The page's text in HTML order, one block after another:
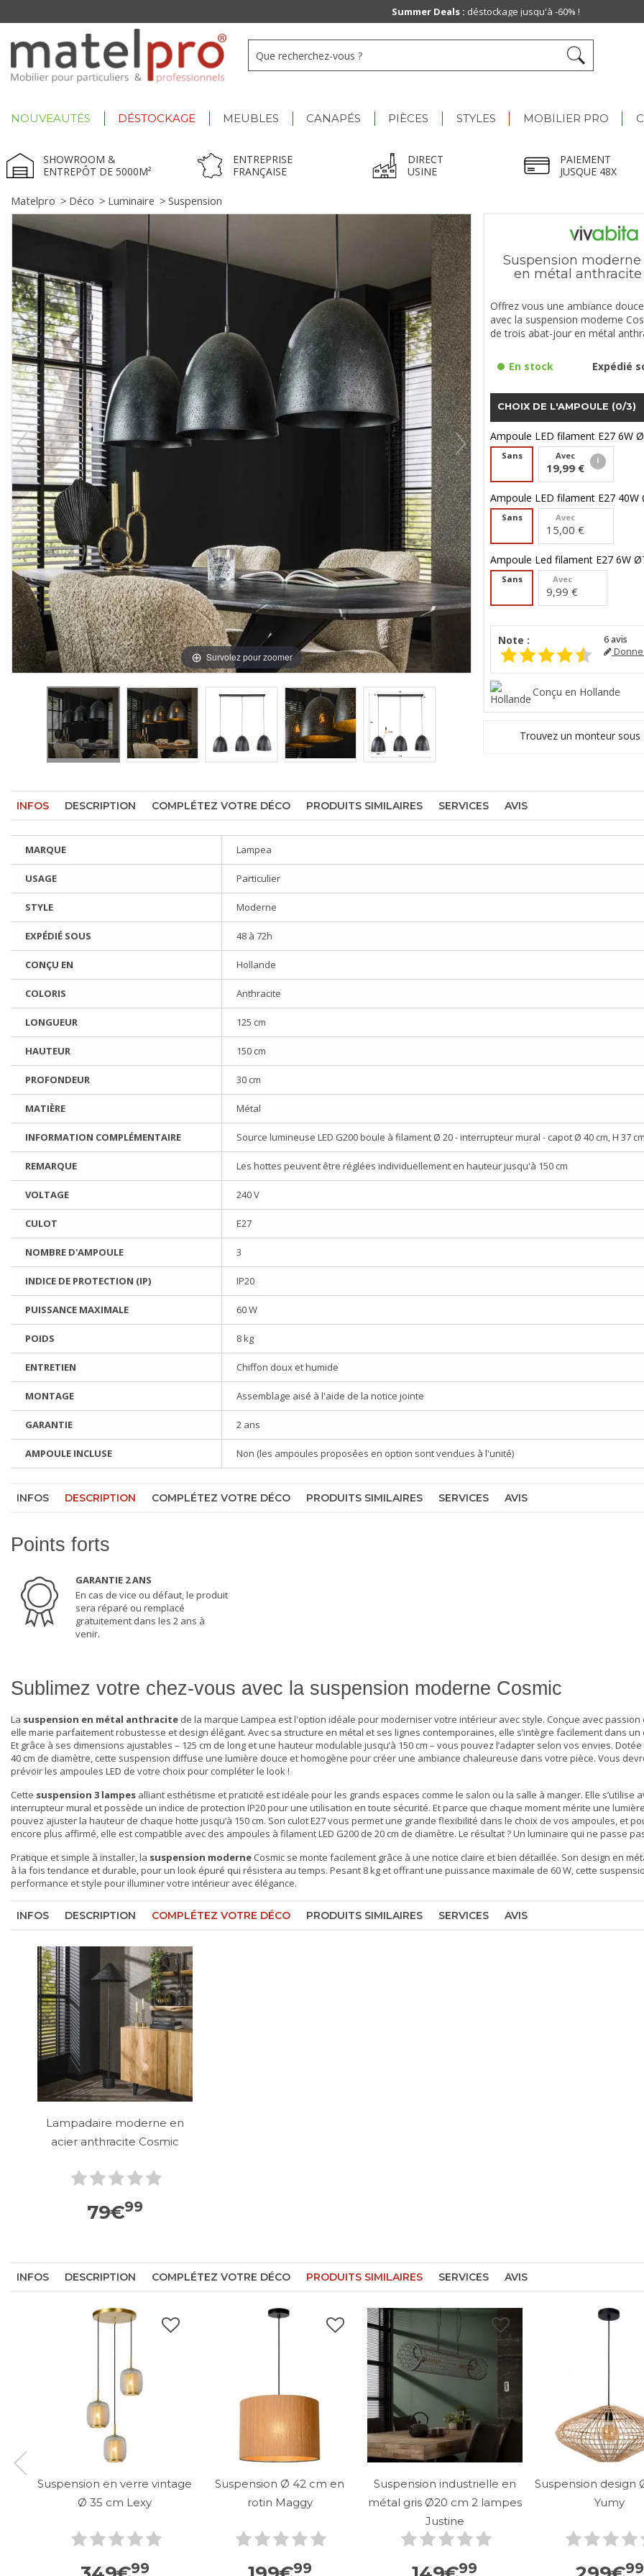
NOUVEAUTÉS DÉSTOCKAGE MEUBLES CANAPÉS PIÈCES STYLES MOBILIER PRO
SHOWROOM &
ENTREPÔT DE 5000M²
ENTREPRISE
FRANÇAISE
DIRECT
USINE
PAIEMENT
JUSQUE 48X
Matelpro > Déco > Luminaire > Suspension
Survolez pour zoomer
Suspension
en métal anthracite
Offrez vous une ambiance
avec la suspension moderne
de trois abat-jour en métal
En stock Expédié
CHOIX DE L'AMPOULE (0/3)
Ampoule LED filament E27 6W
Sans Avec
19,99 €
Ampoule LED filament E27
Sans Avec
15,00 €
Ampoule Led filament E27 6W
Sans Avec
9,99 €
Note : 6avis
Conçu en Hollande
Trouvez un monteur
INFOS DESCRIPTION COMPLÉTEZ VOTRE DÉCO PRODUITS SIMILAIRES SERVICES AVIS
MARQUE Lampea
USAGE Particulier
STYLE Moderne
EXPÉDIÉ SOUS 48 à 72h
CONÇU EN Hollande
COLORIS Anthracite
LONGUEUR 125 cm
HAUTEUR 150 cm
PROFONDEUR 30 cm
MATIÈRE Métal
INFORMATION COMPLÉMENTAIRE Source lumineuse LED G200 boule à filament Ø 20 - interrupteur mural - capot Ø 40 cm, H 37
REMARQUE Les hottes peuvent être réglées individuellement en hauteur jusqu'à 150 cm
VOLTAGE 240 V
CULOT E27
NOMBRE D'AMPOULE 3
INDICE DE PROTECTION (IP) IP20
PUISSANCE MAXIMALE 60 W
POIDS 8 kg
ENTRETIEN Chiffon doux et humide
MONTAGE Assemblage aisé à l'aide de la notice jointe
GARANTIE 2 ans
AMPOULE INCLUSE Non (les ampoules proposées en option sont vendues à l'unité)
INFOS DESCRIPTION COMPLÉTEZ VOTRE DÉCO PRODUITS SIMILAIRES SERVICES AVIS
Points forts
GARANTIE 2 ANS
En cas de vice ou défaut, le produit
sera réparé ou remplacé
gratuitement dans les 2 ans à
venir.
Sublimez votre chez-vous avec la suspension moderne Cosmic
La suspension en métal anthracite de la marque Lampea est l'option idéale pour moderniser votre intérieur avec style. Conçue avec passion
elle marie parfaitement robustesse et design élégant. Avec sa structure en métal et ses lignes contemporaines, elle s’intègre facilement dans
Et grâce à ses dimensions ajustables – 125 cm de long et une hauteur modulable jusqu’à 150 cm – vous pouvez l’adapter selon vos envies. Dotée
40 cm de diamètre, cette suspension diffuse une lumière douce et homogène pour créer une ambiance chaleureuse dans votre pièce. Vous
prévoir les ampoules LED de votre choix pour compléter le look !
Cette suspension 3 lampes alliant esthétisme et praticité est idéale pour les grands espaces comme le salon ou la salle à manger. Elle s’utilise
interrupteur mural et possède un indice de protection IP20 pour une utilisation en toute sécurité. Et parce que chaque moment mérite une
pouvez ajuster la hauteur de chaque hotte jusqu’à 150 cm. Son culot E27 vous permet une grande flexibilité dans le choix de vos ampoules, et
encore plus affirmé, elle est compatible avec des ampoules à filament LED G200 de 20 cm de diamètre. Le résultat ? Un luminaire qui ne passe
Pratique et simple à installer, la suspension moderne Cosmic se monte facilement grâce à une notice claire et bien détaillée. Son design en
à la fois tendance et durable, pour un look épuré qui résistera au temps. Pesant 8 kg et offrant une puissance maximale de 60 W, cette
performance et style pour illuminer votre intérieur avec élégance.
INFOS DESCRIPTION COMPLÉTEZ VOTRE DÉCO PRODUITS SIMILAIRES SERVICES AVIS
Lampadaire moderne en
acier anthracite Cosmic
79€99
INFOS DESCRIPTION COMPLÉTEZ VOTRE DÉCO PRODUITS SIMILAIRES SERVICES AVIS
Suspension en verre vintage
Ø 35 cm Lexy
99
Suspension Ø 42 cm en
rotin Maggy
99
Suspension industrielle en
métal gris Ø20 cm 2 lampes
Justine
99
Suspension design
Yumy
99
Summer Deals : déstockage jusqu'à -60% !